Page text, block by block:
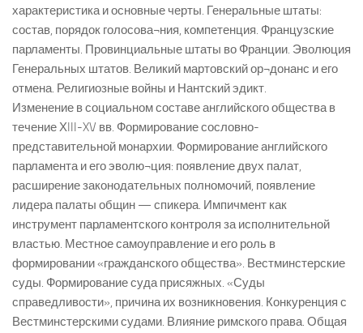
характеристика и основные черты. Генеральные штаты:
состав, порядок голосова¬ния, компетенция. Французские
парламенты. Провинциальные штаты во Франции. Эволюция
Генеральных штатов. Великий мартовский ор¬донанс и его
отмена. Религиозные войны и Нантский эдикт.
Изменение в социальном составе английского общества в
течение ХIII-XV вв. Формирование сословно-
представительной монархии. Формирование английского
парламента и его эволю¬ция: появление двух палат,
расширение законодательных полномочий, появление
лидера палаты общин — спикера. Импичмент как
инструмент парламентского контроля за исполнительной
властью. Местное самоуправление и его роль в
формировании «гражданского общества». Вестминстерские
суды. Формирование суда присяжных. «Суды
справедливости», причина их возникновения. Конкуренция с
Вестминстерскими судами. Влияние римского права. Общая